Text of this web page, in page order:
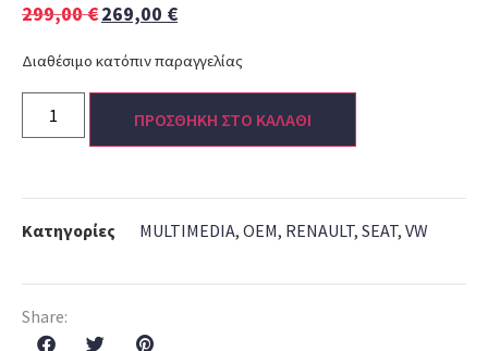
299,00€269,00 €
Διαθέσιμο κατόπιν παραγγελίας
ΠΡΟΣΘΗΚΗ ΣΤΟ ΚΑΛΑΘΙ
Κατηγορίες MULTIMEDIA, OEM, RENAULT, SEAT, VW
Share: